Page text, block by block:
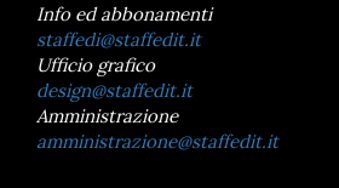
Info ed abbonamenti
staffedi@staffedit.it
Ufficio grafico
design@staffedit.it
Amministrazione
amministrazione@staffedit.it